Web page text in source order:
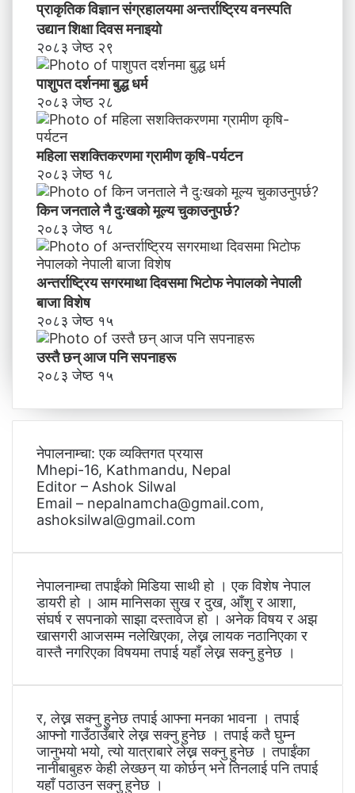
प्राकृतिक विज्ञान संग्रहालयमा अन्तर्राष्ट्रिय वनस्पति
उद्यान शिक्षा दिवस मनाइयाे
२०८३ जेष्ठ २९
पाशुपत दर्शनमा बुद्ध धर्म​
२०८३ जेष्ठ २८
महिला सशक्तिकरणमा ग्रामीण कृषि-पर्यटन
२०८३ जेष्ठ १८
किन जनताले नै दुःखको मूल्य चुकाउनुपर्छ?
२०८३ जेष्ठ १८
अन्तर्राष्ट्रिय सगरमाथा दिवसमा भिटाेफ नेपालकाे नेपाली
बाजा विशेष
२०८३ जेष्ठ १५
उस्तै छन् आज पनि सपनाहरू
२०८३ जेष्ठ १५
नेपालनाम्चा: एक व्यक्तिगत प्रयास
Mhepi-16, Kathmandu, Nepal
Editor – Ashok Silwal
Email – nepalnamcha@gmail.com,
ashoksilwal@gmail.com
नेपालनाम्चा तपाईंको मिडिया साथी हो । एक विशेष नेपाल
डायरी हो । आम मानिसका सुख र दुख, आँशु र आशा,
संघर्ष र सपनाको साझा दस्तावेज हो । अनेक विषय र अझ
खासगरी आजसम्म नलेखिएका, लेख्न लायक नठानिएका र
वास्तै नगरिएका विषयमा तपाई यहाँ लेख्न सक्नु हुनेछ ।
र, लेख्न सक्नु हुनेछ तपाई आफ्ना मनका भावना । तपाई
आफ्नो गाउँठाउँबारे लेख्न सक्नु हुनेछ । तपाई कतै घुम्न
जानुभयो भयो, त्यो यात्राबारे लेख्न सक्नु हुनेछ । तपाईंका
नानीबाबुहरु केही लेख्छन् या कोर्छन् भने तिनलाई पनि तपाई
यहाँ पठाउन सक्नु हुनेछ ।